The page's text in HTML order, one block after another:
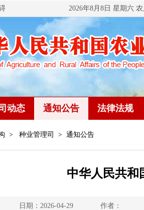
2026年8月8日 星期六
动态 通知公告 法律法规
> 种业管理司 > 通知公告
中华人民共和
日期：2026-04-29 作者：